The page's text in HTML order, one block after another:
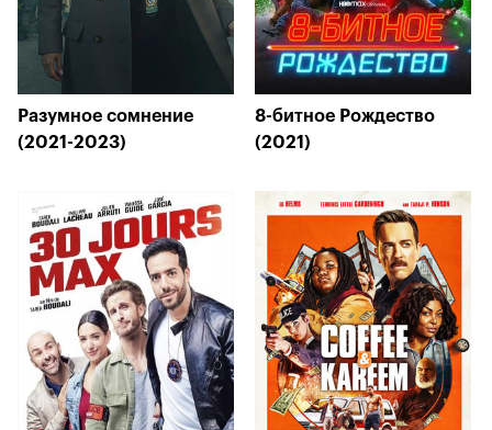
Разумное сомнение
(2021-2023)
8-битное Рождество
(2021)